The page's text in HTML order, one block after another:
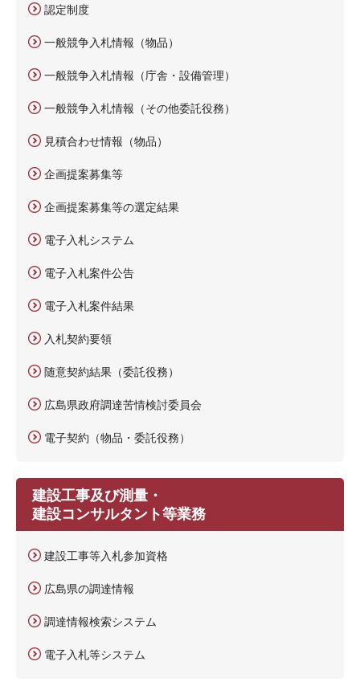
認定制度
一般競争入札情報（物品）
一般競争入札情報（庁舎・設備管理）
一般競争入札情報（その他委託役務）
見積合わせ情報（物品）
企画提案募集等
企画提案募集等の選定結果
電子入札システム
電子入札案件公告
電子入札案件結果
入札契約要領
随意契約結果（委託役務）
広島県政府調達苦情検討委員会
電子契約（物品・委託役務）
建設工事及び測量・
建設コンサルタント等業務
建設工事等入札参加資格
広島県の調達情報
調達情報検索システム
電子入札等システム